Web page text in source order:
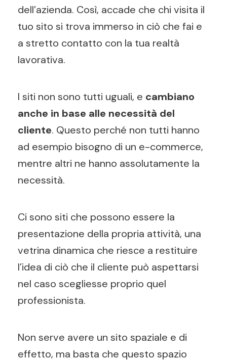
dell’azienda. Così, accade che chi visita il
tuo sito si trova immerso in ciò che fai e
a stretto contatto con la tua realtà
lavorativa.
I siti non sono tutti uguali, e cambiano
anche in base alle necessità del
cliente. Questo perché non tutti hanno
ad esempio bisogno di un e-commerce,
mentre altri ne hanno assolutamente la
necessità.
Ci sono siti che possono essere la
presentazione della propria attività, una
vetrina dinamica che riesce a restituire
l’idea di ciò che il cliente può aspettarsi
nel caso scegliesse proprio quel
professionista.
Non serve avere un sito spaziale e di
effetto, ma basta che questo spazio